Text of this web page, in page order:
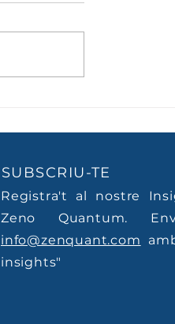
creure.
SUBSCRIU-TE
Registra't al nostre
Zeno Quantum.
info@zenquant.com
insights"